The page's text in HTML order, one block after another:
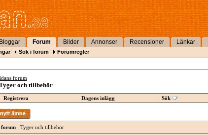
Bloggar Forum Bilder Annonser Recensioner Länkar
Sök i forum Forumregler
forum
och tillbehör
Registrera
Dagens inlägg Sök
forum: Tyger och tillbehör